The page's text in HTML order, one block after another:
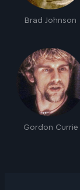
Brad Johnson
Gordon Currie